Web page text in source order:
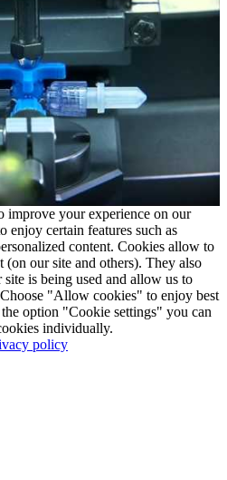
improve your experience on our
enjoy certain features such as
content. Cookies allow to
(on our site and others). They also
is being used and allow us to
"Allow cookies" to enjoy best
option "Cookie settings" you can
individually.
policy